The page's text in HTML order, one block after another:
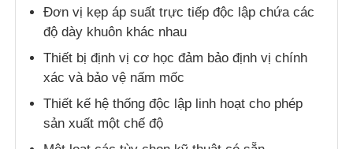
Tất cả các trường hợp
Máy đúc phun Lsr
Đơn vị kẹp áp suất trực tiếp độc lập chứa các
độ dày khuôn khác nhau
Thiết bị định vị cơ học đảm bảo định vị chính
xác và bảo vệ nấm mốc
Thiết kế hệ thống độc lập linh hoạt cho phép
sản xuất một chế độ